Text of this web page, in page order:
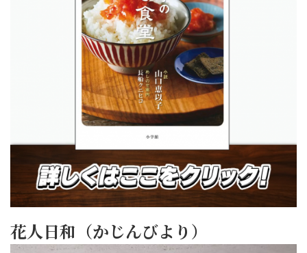
花人日和（かじんびより）